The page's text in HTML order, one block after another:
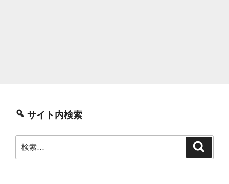
サイト内検索
索: